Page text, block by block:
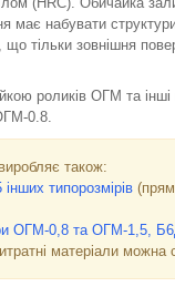
має набувати
тільки зовнішня
роликів ОГМ та
0.8.
також:
інших типорозмірів
ОГМ-0,8 та ОГМ-1,5,
матеріали можна